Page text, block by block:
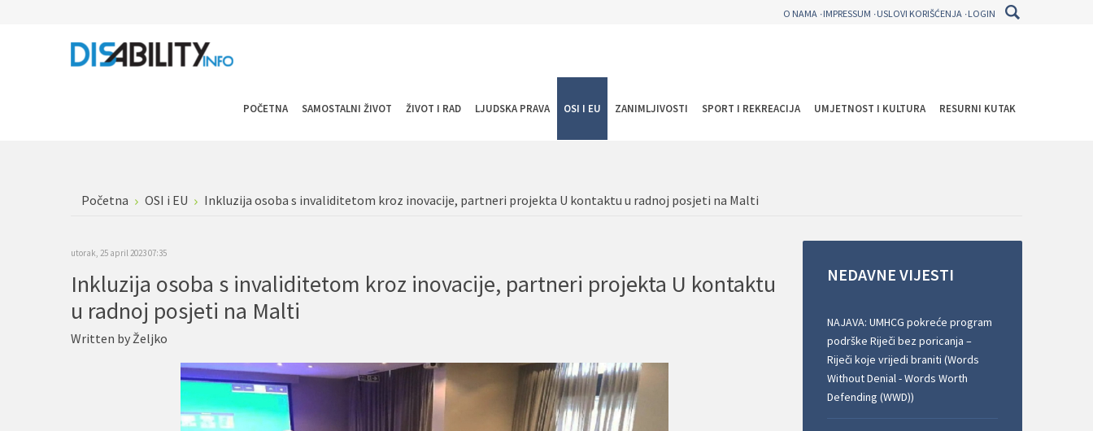
O NAMA IMPRESSUM USLOVI KORIŠĆENJA LOGIN
POČETNA SAMOSTALNI ŽIVOT ŽIVOT I RAD LJUDSKA PRAVA OSI I EU ZANIMLJIVOSTI SPORT I REKREACIJA UMJETNOST I KULTURA RESURNI KUTAK
Početna OSI i EU Inkluzija osoba s invaliditetom kroz inovacije, partneri projekta U kontaktu u radnoj posjeti na Malti
utorak, 25 april 2023 07:35
Inkluzija osoba s invaliditetom kroz inovacije, partneri projekta U kontaktu
u radnoj posjeti na Malti
Written byŽeljko
NEDAVNE VIJESTI
NAJAVA: UMHCG pokreće program
podrške Riječi bez poricanja –
Riječi koje vrijedi braniti (Words
Without Denial - Words Worth
Defending (WWD))